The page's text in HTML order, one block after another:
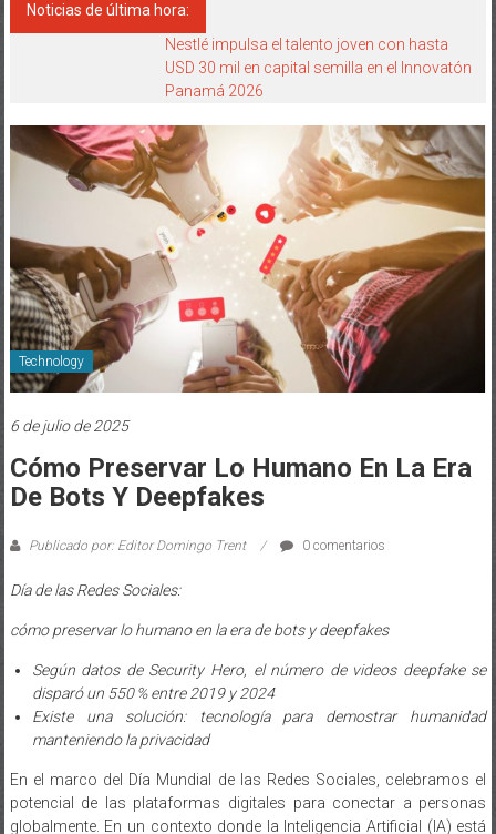
Noticias de última hora:
Nestlé impulsa el talento joven con hasta
USD 30 mil en capital semilla en el Innovatón
Panamá 2026
Technology
6 de julio de 2025
Cómo Preservar Lo Humano En La Era
De Bots Y Deepfakes
Publicado por: Editor Domingo Trent 0 comentarios
Día de las Redes Sociales:
cómo preservar lo humano en la era de bots y deepfakes
Según datos de Security Hero, el número de videos deepfake se
disparó un 550 % entre 2019 y 2024
Existe una solución: tecnología para demostrar humanidad
manteniendo la privacidad
En el marco del Día Mundial de las Redes Sociales, celebramos el
potencial de las plataformas digitales para conectar a personas
globalmente. En un contexto donde la Inteligencia Artificial (IA) está